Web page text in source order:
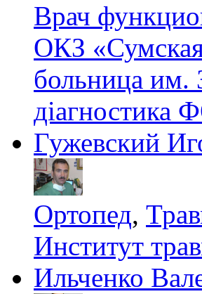
Врач
ОКЗ
больница им.
діагностика
Гужевский
Ортопед,
Институт
Ильченко